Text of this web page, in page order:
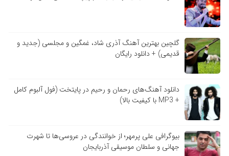
گلچین بهترین آهنگ آذری شاد، غمگین و مجلسی (جدید و
قدیمی) + دانلود رایگان
دانلود آهنگ‌های رحمان و رحیم در پایتخت (فول آلبوم کامل
+ MP3 با کیفیت بالا)
بیوگرافی علی پرمهر؛ از خوانندگی در عروسی‌ها تا شهرت
جهانی و سلطان موسیقی آذربایجان